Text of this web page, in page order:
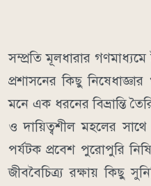
​সম্প্রতি মূলধারার গণমাধ্যমে
প্রশাসনের কিছু
মনে এক ধরনের বিভ্রান্তি
ও দায়িত্বশীল মহলের
পর্যটক প্রবেশ পুরোপুরি
জীববৈচিত্র্য রক্ষায় কিছু